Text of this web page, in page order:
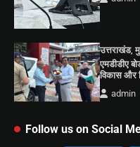
उत्तराखंड,
एमडीडीए
विकास और
admin
Follow us on Social